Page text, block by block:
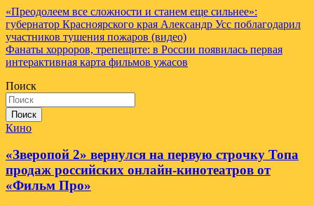
Навигация
по
записям
«Преодолеем все сложности и станем еще сильнее»:
губернатор Красноярского края Александр Усс поблагодарил
участников тушения пожаров (видео)
Фанаты хорроров, трепещите: в России появилась первая
интерактивная карта фильмов ужасов
Поиск
Поиск
Кино
«Зверопой 2» вернулся на первую строчку Топа
продаж российских онлайн-кинотеатров от
«Фильм Про»